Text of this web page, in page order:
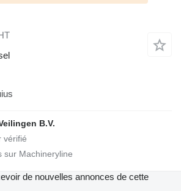
B.V.
sur Machineryline
de nouvelles annonces de cette